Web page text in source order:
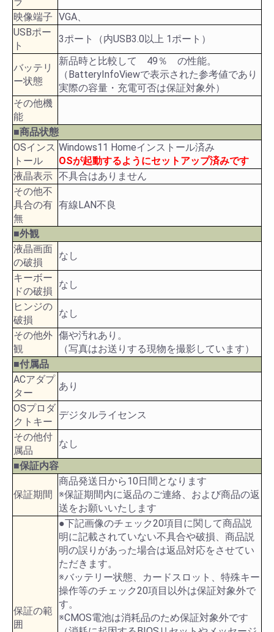
映像端子 VGA、
USBポー
ト
3ポート（内USB3.0以上 1ポート）
バッテリ
ー状態
新品時と比較して 49％ の性能。
（BatteryInfoViewで表示された参考値であり
実際の容量・充電可否は保証対象外）
その他機
能
■商品状態
OSインス
トール
Windows11 Homeインストール済み
OSが起動するようにセットアップ済みです
液晶表示 不具合はありません
その他不
具合の有
無
有線LAN不良
■外観
液晶画面
の破損
なし
キーボー
ドの破損
なし
ヒンジの
破損
なし
その他外
観
傷や汚れあり。
（写真はお送りする現物を撮影しています）
■付属品
ACアダプ
ター
あり
OSプロダ
クトキー
デジタルライセンス
その他付
属品
なし
■保証内容
保証期間
商品発送日から10日間となります
※保証期間内に返品のご連絡、および商品の返
送をお願いいたします
保証の範
囲
●下記画像のチェック20項目に関して商品説
明に記載されていない不具合や破損、商品説
明の誤りがあった場合は返品対応をさせてい
ただきます。
※バッテリー状態、カードスロット、特殊キー
操作等のチェック20項目以外は保証対象外で
す。
※CMOS電池は消耗品のため保証対象外です